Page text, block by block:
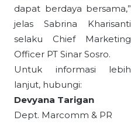
dapat berdaya bersama,”
jelas Sabrina Kharisanti
selaku Chief Marketing
Officer PT Sinar Sosro.
Untuk informasi lebih
lanjut, hubungi:
Devyana Tarigan
Dept. Marcomm & PR